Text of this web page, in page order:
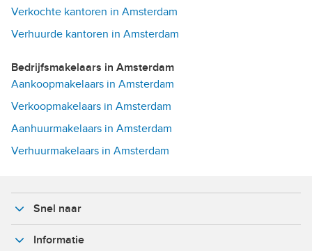
Verkochte kantoren in Amsterdam
Verhuurde kantoren in Amsterdam
Bedrijfsmakelaars in Amsterdam
Aankoopmakelaars in Amsterdam
Verkoopmakelaars in Amsterdam
Aanhuurmakelaars in Amsterdam
Verhuurmakelaars in Amsterdam
Snel naar
Informatie